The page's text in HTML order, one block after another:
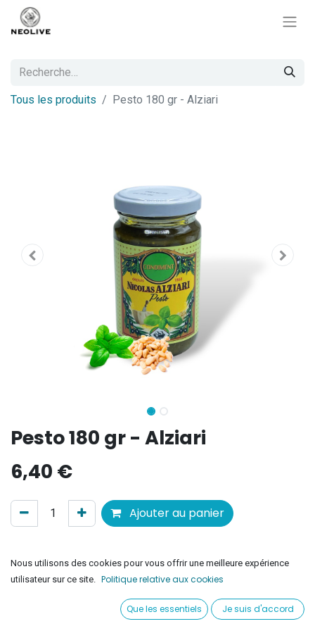
Tous les produits Pesto 180 gr - Alziari
Pesto 180 gr - Alziari
6,40 €
Ajouter au panier
Ajouter à la liste de souhaits
Satisfait ou remboursé pendant 30 jours
Livraison offerte à partir de 50 euros en France Métropolitaine
Nous utilisons des cookies pour vous offrir une meilleure expérience
utilisateur sur ce site.
Politique relative aux cookies
Que les essentiels Je suis d'accord